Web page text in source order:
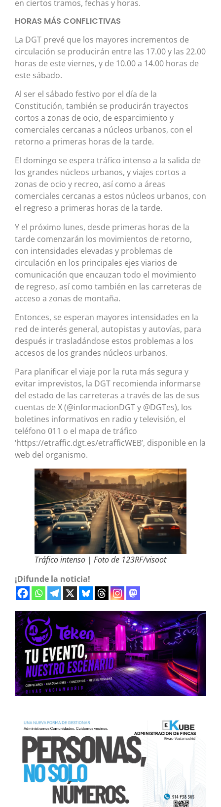
en ciertos tramos, fechas y horas.
HORAS MÁS CONFLICTIVAS
La DGT prevé que los mayores incrementos de
circulación se producirán entre las 17.00 y las 22.00
horas de este viernes, y de 10.00 a 14.00 horas de
este sábado.
Al ser el sábado festivo por el día de la
Constitución, también se producirán trayectos
cortos a zonas de ocio, de esparcimiento y
comerciales cercanas a núcleos urbanos, con el
retorno a primeras horas de la tarde.
El domingo se espera tráfico intenso a la salida de
los grandes núcleos urbanos, y viajes cortos a
zonas de ocio y recreo, así como a áreas
comerciales cercanas a estos núcleos urbanos, con
el regreso a primeras horas de la tarde.
Y el próximo lunes, desde primeras horas de la
tarde comenzarán los movimientos de retorno,
con intensidades elevadas y problemas de
circulación en los principales ejes viarios de
comunicación que encauzan todo el movimiento
de regreso, así como también en las carreteras de
acceso a zonas de montaña.
Entonces, se esperan mayores intensidades en la
red de interés general, autopistas y autovías, para
después ir trasladándose estos problemas a los
accesos de los grandes núcleos urbanos.
Para planificar el viaje por la ruta más segura y
evitar imprevistos, la DGT recomienda informarse
del estado de las carreteras a través de las de sus
cuentas de X (@informacionDGT y @DGTes), los
boletines informativos en radio y televisión, el
teléfono 011 o el mapa de tráfico
‘https://etraffic.dgt.es/etrafficWEB’, disponible en la
web del organismo.
Tráfico intenso | Foto de 123RF/visoot
¡Difunde la noticia!